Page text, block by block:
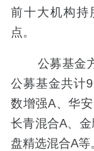
前十大机构持
点。
公募基金方
公募基金共计
数增强A、华
长青混合A、
盘精选混合A等